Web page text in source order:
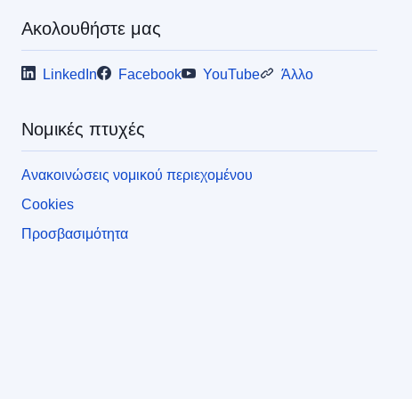
Ακολουθήστε μας
LinkedIn Facebook YouTube Άλλο
Νομικές πτυχές
Ανακοινώσεις νομικού περιεχομένου
Cookies
Προσβασιμότητα